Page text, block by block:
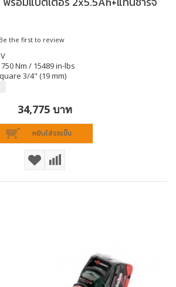
Be the first to review
Nm / 15489 in-lbs
3/4" (19 mm)
34,775 บาท
หยิบใส่รถเข็น